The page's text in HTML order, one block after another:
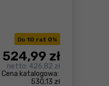
Do 10 rat 0%
Cena katalogowa:
530,13 zł
524,99 zł
netto: 426,82 zł